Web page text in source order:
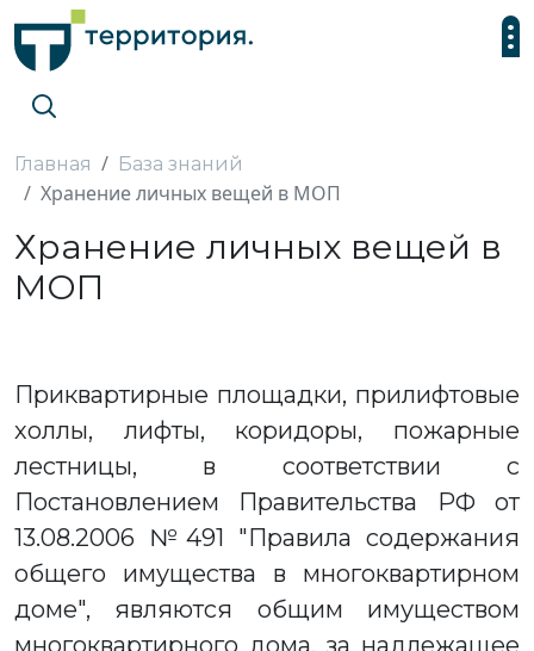
Главная База знаний
Хранение личных вещей в МОП
Хранение личных вещей в
МОП
Приквартирные площадки, прилифтовые
холлы, лифты, коридоры, пожарные
лестницы, в соответствии с
Постановлением Правительства РФ от
13.08.2006 №491 "Правила содержания
общего имущества в многоквартирном
доме", являются общим имуществом
многоквартирного дома, за надлежащее